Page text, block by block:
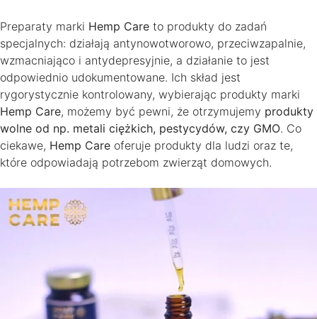
Preparaty marki Hemp Care to produkty do zadań
specjalnych: działają antynowotworowo, przeciwzapalnie,
wzmacniająco i antydepresyjnie, a działanie to jest
odpowiednio udokumentowane. Ich skład jest
rygorystycznie kontrolowany, wybierając produkty marki
Hemp Care, możemy być pewni, że otrzymujemy produkty
wolne od np. metali ciężkich, pestycydów, czy GMO. Co
ciekawe, Hemp Care oferuje produkty dla ludzi oraz te,
które odpowiadają potrzebom zwierząt domowych.